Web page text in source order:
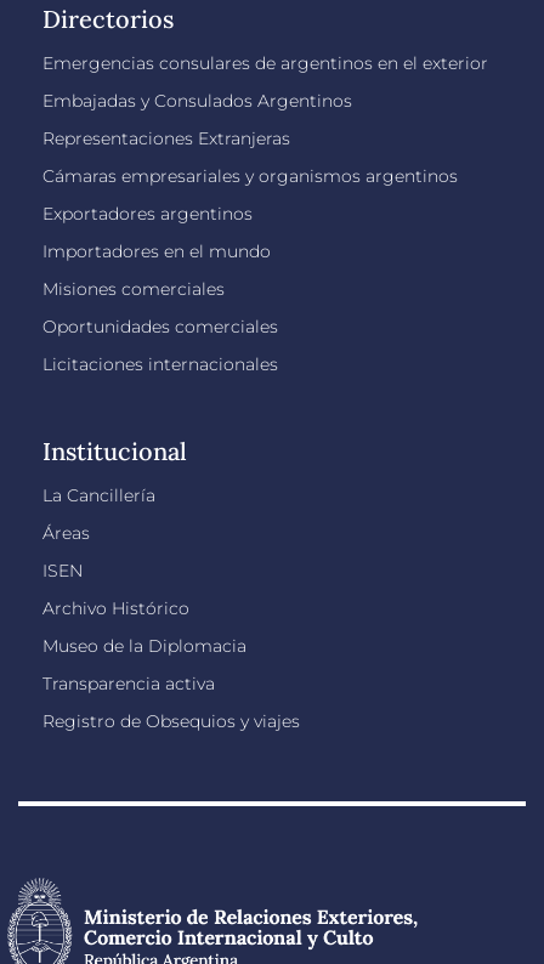
Directorios
Emergencias consulares de argentinos en el exterior
Embajadas y Consulados Argentinos
Representaciones Extranjeras
Cámaras empresariales y organismos argentinos
Exportadores argentinos
Importadores en el mundo
Misiones comerciales
Oportunidades comerciales
Licitaciones internacionales
Institucional
La Cancillería
Áreas
ISEN
Archivo Histórico
Museo de la Diplomacia
Transparencia activa
Registro de Obsequios y viajes